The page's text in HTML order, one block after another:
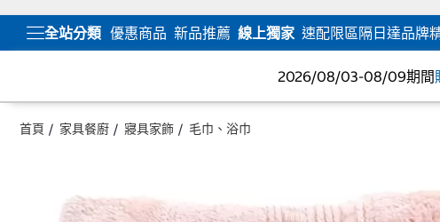
全站分類 優惠商品 新品推薦 線上獨家 速配限區隔日達品牌
2026/08/03-08/09期間
首頁 家具餐廚 寢具家飾 毛巾、浴巾